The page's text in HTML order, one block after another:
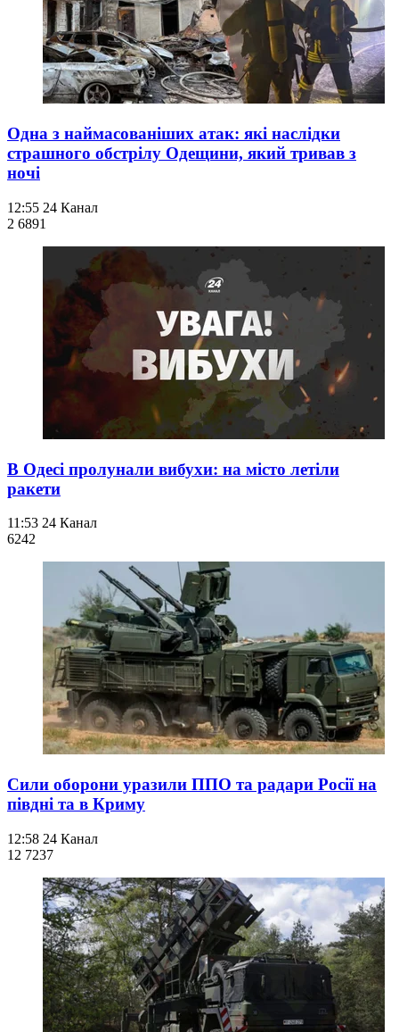
Одна з наймасованіших атак: які наслідки
страшного обстрілу Одещини, який тривав з
ночі
12:55 24 Канал
2 6891
В Одесі пролунали вибухи: на місто летіли
ракети
11:53 24 Канал
6242
Сили оборони уразили ППО та радари Росії на
півдні та в Криму
12:58 24 Канал
12 7237